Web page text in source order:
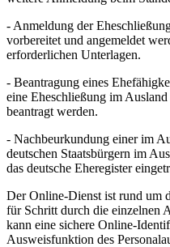
- Anmeldung der
vorbereitet und angemeldet
erforderlichen Unterlagen.
- Beantragung eines
eine Eheschließung im
beantragt werden.
- Nachbeurkundung einer im
deutschen Staatsbürgern im
das deutsche Eheregister
Der Online-Dienst ist rund um
für Schritt durch die einzelnen
kann eine sichere Online-
Ausweisfunktion des